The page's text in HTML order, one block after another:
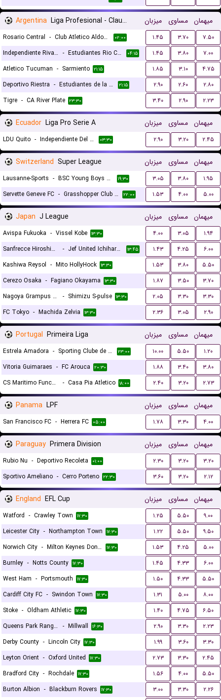
Argentina Liga Profesional - Clausura میزبان مساوی میهمان
Rosario Central - Club Atletico Aldosivi ۰۲:۰۰ ۱.۴۵ ۳.۷۰
۷.۵۰
Independiente Rivadavia - Estudiantes Rio Cuarto ۰۴:۱۵ ۱.۴۵ ۳.۸۰
۷.۰۰
Atletico Tucuman - Sarmiento ۲۱:۱۵ ۱.۸۵ ۳.۱۰
۴.۷۵
Deportivo Riestra - Estudiantes de la Plata ۲۱:۱۵ ۲.۹۰ ۲.۶۰
۲.۸۰
Tigre - CA River Plate ۲۳:۳۰ ۳.۴۰ ۲.۹۰ ۲.۲۳
Ecuador Liga Pro Serie A میزبان مساوی میهمان
LDU Quito - Independiente Del Valle ۰۳:۳۰ ۲.۹۰ ۳.۲۰ ۲.۴۵
Switzerland Super League میزبان مساوی میهمان
Lausanne-Sports - BSC Young Boys Bern ۱۹:۳۰ ۳.۰۵ ۳.۸۰
۱.۹۵
Servette Geneve FC - Grasshopper Club Zurich ۲۲:۰۰ ۱.۵۳ ۴.۰۰ ۵.۰۰
Japan J League میزبان مساوی میهمان
Avispa Fukuoka - Vissel Kobe ۱۳:۳۰ ۴.۰۰ ۳.۰۵
۱.۹۴
Sanfrecce Hiroshima
- Jef United Ichihara Chiba ۱۳:۴۵ ۱.۴۳ ۴.۲۵
۶.۰۰
Kashiwa Reysol - Mito HollyHock ۱۳:۳۰ ۱.۵۳ ۳.۸۰
۵.۵۰
Cerezo Osaka - Fagiano Okayama ۱۳:۳۰ ۱.۸۷ ۳.۵۰
۳.۷۰
Nagoya Grampus Eight
- Shimizu S-pulse ۱۳:۳۰ ۲.۰۵ ۳.۳۰
۳.۳۰
FC Tokyo - Machida Zelvia ۱۳:۳۰ ۲.۳۶ ۳.۰۵ ۲.۹۰
Portugal Primeira Liga میزبان مساوی میهمان
Estrela Amadora - Sporting Clube de Portugal ۲۳:۰۰ ۱۰.۰۰ ۵.۵۰
۱.۲۰
Vitoria Guimaraes - FC Arouca ۲۰:۳۰ ۱.۸۸ ۳.۴۰
۳.۸۰
CS Maritimo Funchal
- Casa Pia Atletico ۱۸:۰۰ ۲.۴۰ ۳.۲۰ ۲.۷۳
Panama LPF میزبان مساوی میهمان
San Francisco FC - Herrera FC ۰۵:۰۰ ۱.۷۸ ۳.۳۰ ۴.۰۰
Paraguay Primera Division میزبان مساوی میهمان
Rubio Nu - Deportivo Recoleta ۰۱:۰۰ ۲.۳۰ ۳.۲۰
۳.۲۰
Sportivo Ameliano - Cerro Porteno ۲۲:۳۰ ۳.۶۰ ۳.۲۰ ۲.۱۲
England EFL Cup میزبان مساوی میهمان
Watford - Crawley Town ۱۷:۳۰ ۱.۲۵ ۵.۵۰
۹.۰۰
Leicester City - Northampton Town ۱۷:۳۰ ۱.۲۲ ۵.۵۰
۹.۵۰
Norwich City - Milton Keynes Dons FC ۱۷:۳۰ ۱.۵۳ ۴.۲۵
۵.۰۰
Burnley - Notts County ۱۷:۳۰ ۱.۴۵ ۴.۳۳
۶.۰۰
West Ham - Portsmouth ۱۷:۳۰ ۱.۵۰ ۴.۳۳
۵.۵۰
Cardiff City FC - Swindon Town ۱۷:۳۰ ۱.۳۱ ۵.۰۰
۸.۰۰
Stoke - Oldham Athletic ۱۷:۳۰ ۱.۴۰ ۴.۷۵
۶.۵۰
Queens Park Rangers - Millwall ۱۶:۳۰ ۲.۹۰ ۳.۳۰
۲.۲۳
Derby County - Lincoln City ۱۷:۳۰ ۱.۹۹ ۳.۶۰
۳.۳۰
Leyton Orient - Oxford United ۱۷:۳۰ ۲.۷۳ ۳.۳۰
۲.۴۵
Bradford City - Rochdale ۱۷:۳۰ ۱.۵۶ ۴.۰۰
۵.۵۰
Burton Albion - Blackburn Rovers ۱۷:۳۰ ۳.۰۰ ۳.۳۰
۲.۲۶